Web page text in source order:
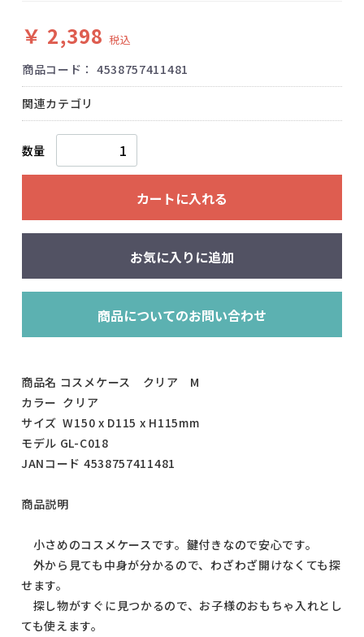
￥ 2,398 税込
商品コード： 4538757411481
関連カテゴリ
数量
カートに入れる
お気に入りに追加
商品についてのお問い合わせ
商品名 コスメケース クリア M
カラー クリア
サイズ W150 x D115 x H115mm
モデル GL-C018
JANコード 4538757411481
商品説明
小さめのコスメケースです。鍵付きなので安心です。
外から見ても中身が分かるので、わざわざ開けなくても探
せます。
探し物がすぐに見つかるので、お子様のおもちゃ入れとし
ても使えます。